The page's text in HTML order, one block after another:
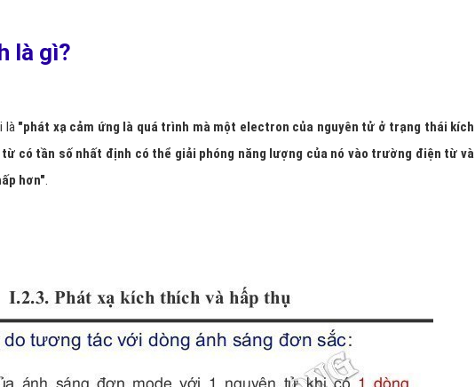
là gì?
là "phát xạ cảm ứng là quá trình mà một electron của nguyên tử ở trạng thái kích
có tần số nhất định có thể giải phóng năng lượng của nó vào trường điện từ và
hơn".